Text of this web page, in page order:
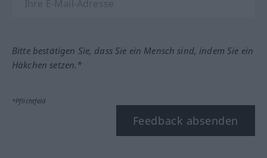
Bitte bestätigen Sie, dass Sie ein Mensch sind, indem Sie ein
Häkchen setzen.*
*Pflichtfeld
Feedback absenden